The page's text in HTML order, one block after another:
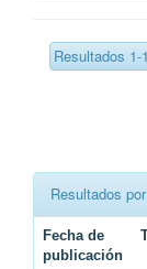
Resultados 1-
Resultados
Fecha de
publicación